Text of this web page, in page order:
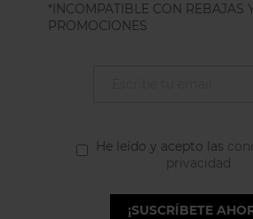
*INCOMPATIBLE CON REBAJAS
PROMOCIONES
He leído y acepto las
privacidad
¡SUSCRÍBETE